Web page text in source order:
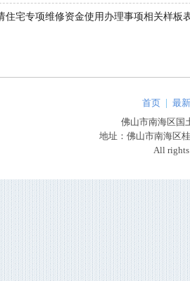
住宅专项维修资金使用办理事项相关样板
首页
最
佛山市南海区国
地址：佛山市南海
All rights